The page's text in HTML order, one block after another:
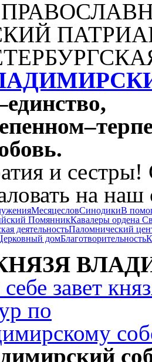
единство,
–
и
на наш
МесяцесловСинодикиВ
ПомянникКавалеры ордена
деятельностьПаломнический
домБлаготворительность
завет
по